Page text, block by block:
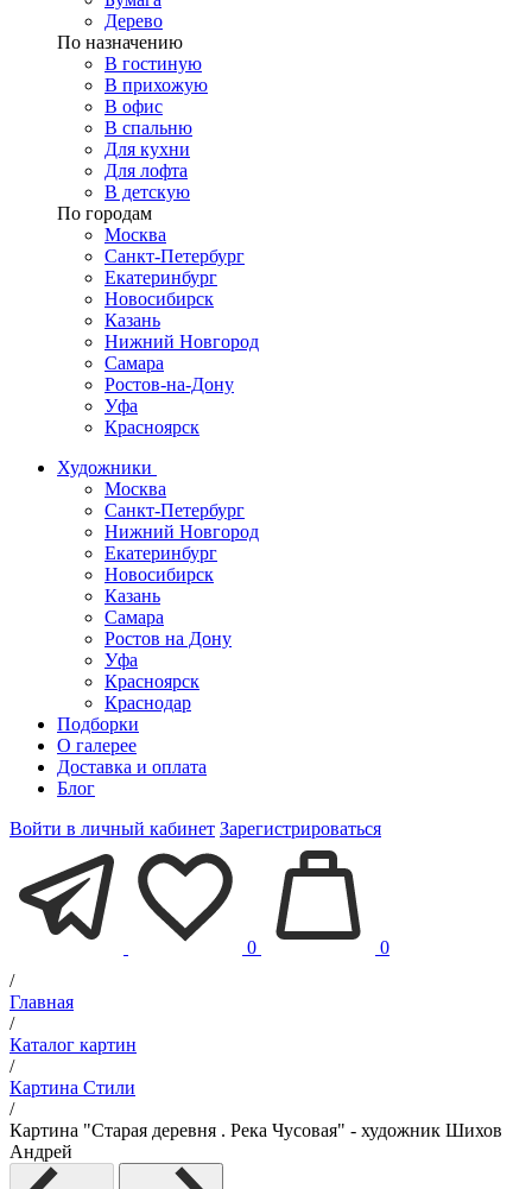
Дерево
По назначению
В гостиную
В прихожую
В офис
В спальню
Для кухни
Для лофта
В детскую
По городам
Москва
Санкт-Петербург
Екатеринбург
Новосибирск
Казань
Нижний Новгород
Самара
Ростов-на-Дону
Уфа
Красноярск
Художники
Москва
Санкт-Петербург
Нижний Новгород
Екатеринбург
Новосибирск
Казань
Самара
Ростов на Дону
Уфа
Красноярск
Краснодар
Подборки
О галерее
Доставка и оплата
Блог
Войти в личный кабинет Зарегистрироваться
0
0
/
Главная
/
Каталог картин
/
Картина Стили
/
Картина "Старая деревня . Река Чусовая" - художник Шихов
Андрей